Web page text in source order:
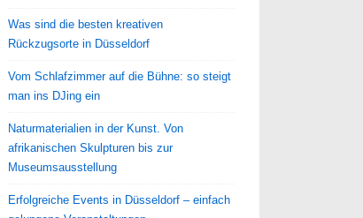
Was sind die besten kreativen
Rückzugsorte in Düsseldorf
Vom Schlafzimmer auf die Bühne: so steigt
man ins DJing ein
Naturmaterialien in der Kunst. Von
afrikanischen Skulpturen bis zur
Museumsausstellung
Erfolgreiche Events in Düsseldorf – einfach